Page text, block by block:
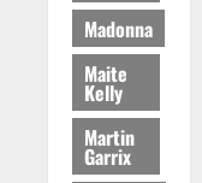
Madonna
Maite
Kelly
Martin
Garrix